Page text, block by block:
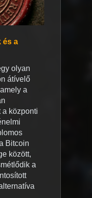
és a
olyan
átívelő
a
a központi
Bitcoin
között,
a